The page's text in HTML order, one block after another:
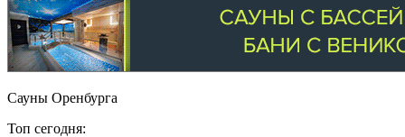
Сауны Оренбурга
Топ сегодня: